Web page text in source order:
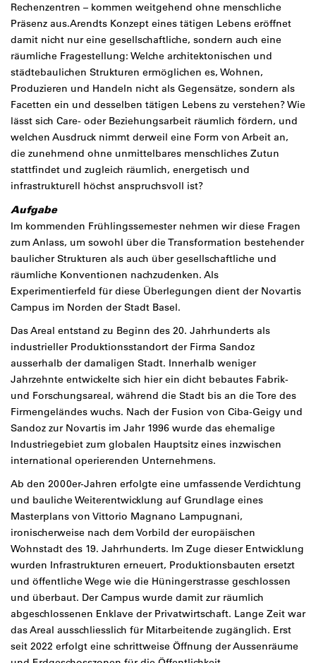
Rechenzentren – kommen weitgehend ohne menschliche
Präsenz aus.Arendts Konzept eines tätigen Lebens eröffnet
damit nicht nur eine gesellschaftliche, sondern auch eine
räumliche Fragestellung: Welche architektonischen und
städtebaulichen Strukturen ermöglichen es, Wohnen,
Produzieren und Handeln nicht als Gegensätze, sondern als
Facetten ein und desselben tätigen Lebens zu verstehen? Wie
lässt sich Care- oder Beziehungsarbeit räumlich fördern, und
welchen Ausdruck nimmt derweil eine Form von Arbeit an,
die zunehmend ohne unmittelbares menschliches Zutun
stattfindet und zugleich räumlich, energetisch und
infrastrukturell höchst anspruchsvoll ist?
Aufgabe
Im kommenden Frühlingssemester nehmen wir diese Fragen
zum Anlass, um sowohl über die Transformation bestehender
baulicher Strukturen als auch über gesellschaftliche und
räumliche Konventionen nachzudenken. Als
Experimentierfeld für diese Überlegungen dient der Novartis
Campus im Norden der Stadt Basel.
Das Areal entstand zu Beginn des 20. Jahrhunderts als
industrieller Produktionsstandort der Firma Sandoz
ausserhalb der damaligen Stadt. Innerhalb weniger
Jahrzehnte entwickelte sich hier ein dicht bebautes Fabrik-
und Forschungsareal, während die Stadt bis an die Tore des
Firmengeländes wuchs. Nach der Fusion von Ciba-Geigy und
Sandoz zur Novartis im Jahr 1996 wurde das ehemalige
Industriegebiet zum globalen Hauptsitz eines inzwischen
international operierenden Unternehmens.
Ab den 2000er-Jahren erfolgte eine umfassende Verdichtung
und bauliche Weiterentwicklung auf Grundlage eines
Masterplans von Vittorio Magnano Lampugnani,
ironischerweise nach dem Vorbild der europäischen
Wohnstadt des 19. Jahrhunderts. Im Zuge dieser Entwicklung
wurden Infrastrukturen erneuert, Produktionsbauten ersetzt
und öffentliche Wege wie die Hüningerstrasse geschlossen
und überbaut. Der Campus wurde damit zur räumlich
abgeschlossenen Enklave der Privatwirtschaft. Lange Zeit war
das Areal ausschliesslich für Mitarbeitende zugänglich. Erst
seit 2022 erfolgt eine schrittweise Öffnung der Aussenräume